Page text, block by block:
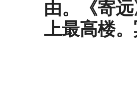
由。 《寄远
上最高楼。